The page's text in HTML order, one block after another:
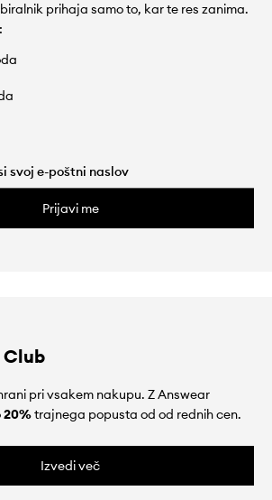
prihaja samo to, kar te res zanima.
Prijavi me
pri vsakem nakupu. Z Answear
20%trajnega popusta od od rednih cen.
Izvedi več